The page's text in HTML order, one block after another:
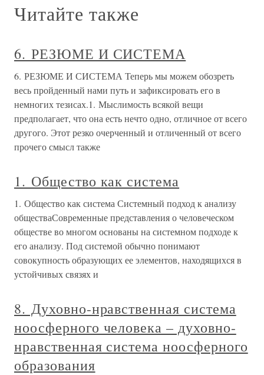
Читайте также
6. РЕЗЮМЕ И СИСТЕМА
6. РЕЗЮМЕ И СИСТЕМА Теперь мы можем обозреть
весь пройденный нами путь и зафиксировать его в
немногих тезисах.1. Мыслимость всякой вещи
предполагает, что она есть нечто одно, отличное от всего
другого. Этот резко очерченный и отличенный от всего
прочего смысл также
1. Общество как система
1. Общество как система Системный подход к анализу
обществаСовременные представления о человеческом
обществе во многом основаны на системном подходе к
его анализу. Под системой обычно понимают
совокупность образующих ее элементов, находящихся в
устойчивых связях и
8. Духовно-нравственная система
ноосферного человека – духовно-
нравственная система ноосферного
образования